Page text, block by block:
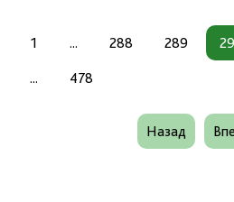
1 ... 288 289
... 478
Назад